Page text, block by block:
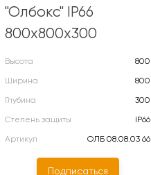
"Олбокс" IP66
800х800х300
Высота
800
Ширина
800
Глубина
300
Степень защиты
IP66
Артикул
ОЛБ 08.08.03 66
Подписаться